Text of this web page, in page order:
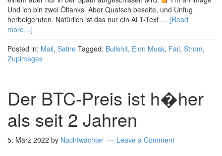
Und ich bin zwei Öltanks. Aber Quatsch beseite, und Unfug
herbeigerufen. Natürlich ist das nur ein ALT-Text … [Read
more…]
Posted in: Mail, Satire Tagged: Bullshit, Elon Musk, Fail, Strom,
Zupimages
Der BTC-Preis ist h�her
als seit 2 Jahren
5. März 2022 by Nachtwächter Leave a Comment